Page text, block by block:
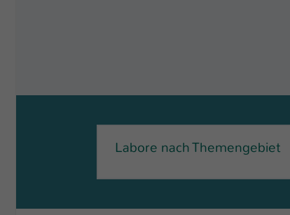
Labore nach Themengebiet